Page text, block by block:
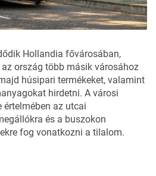
Hollandia fővárosában,
ország több másik városához
húsipari termékeket, valamint
hirdetni. A városi
az utcai
és a buszokon
fog vonatkozni a tilalom.